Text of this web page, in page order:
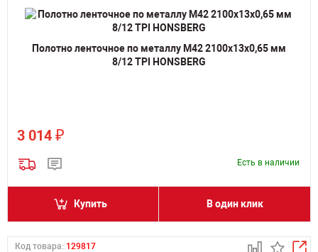
Полотно ленточное по металлу M42 2100х13х0,65 мм
8/12 TPI HONSBERG
3 014 ₽
Есть в наличии
Купить В один клик
Код товара: 129817